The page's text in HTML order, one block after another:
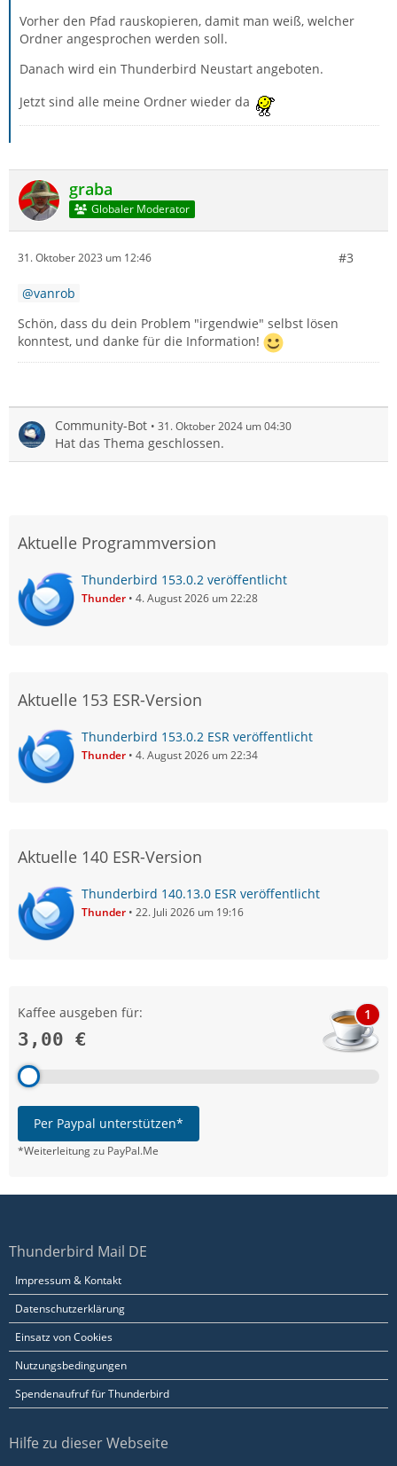
Vorher den Pfad rauskopieren, damit man weiß, welcher
Ordner angesprochen werden soll.
Danach wird ein Thunderbird Neustart angeboten.
Jetzt sind alle meine Ordner wieder da
graba
Globaler Moderator
31. Oktober 2023 um 12:46 #3
vanrob
Schön, dass du dein Problem "irgendwie" selbst lösen
konntest, und danke für die Information!
Community-Bot 31. Oktober 2024 um 04:30
Hat das Thema geschlossen.
Aktuelle Programmversion
Thunderbird 153.0.2 veröffentlicht
Thunder 4. August 2026 um 22:28
Aktuelle 153 ESR-Version
Thunderbird 153.0.2 ESR veröffentlicht
Thunder 4. August 2026 um 22:34
Aktuelle 140 ESR-Version
Thunderbird 140.13.0 ESR veröffentlicht
Thunder 22. Juli 2026 um 19:16
Kaffee ausgeben für:
3,00 €
1
Per Paypal unterstützen*
*Weiterleitung zu PayPal.Me
Thunderbird Mail DE
Impressum & Kontakt
Datenschutzerklärung
Einsatz von Cookies
Nutzungsbedingungen
Spendenaufruf für Thunderbird
Hilfe zu dieser Webseite